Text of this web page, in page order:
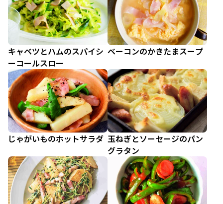
キャベツとハムのスパイシ
ーコールスロー
ベーコンのかきたまスープ
じゃがいものホットサラダ 玉ねぎとソーセージのパン
グラタン